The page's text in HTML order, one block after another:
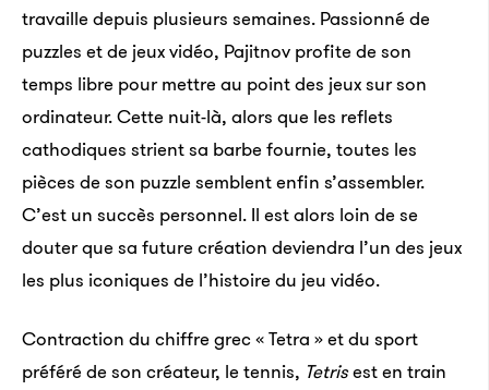
travaille depuis plusieurs semaines. Passionné de
puzzles et de jeux vidéo, Pajitnov profite de son
temps libre pour mettre au point des jeux sur son
ordinateur. Cette nuit-là, alors que les reflets
cathodiques strient sa barbe fournie, toutes les
pièces de son puzzle semblent enfin s’assembler.
C’est un succès personnel. Il est alors loin de se
douter que sa future création deviendra l’un des jeux
les plus iconiques de l’histoire du jeu vidéo.
Contraction du chiffre grec « Tetra » et du sport
préféré de son créateur, le tennis, Tetrisest en train